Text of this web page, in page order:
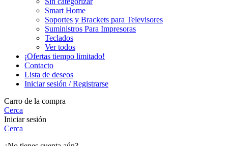
Smart Home
Soportes y Brackets para Televisores
Suministros Para Impresoras
Teclados
Ver todos
¡Ofertas tiempo limitado!
Contacto
Lista de deseos
Iniciar sesión / Registrarse
Carro de la compra
Cerca
Iniciar sesión
Cerca